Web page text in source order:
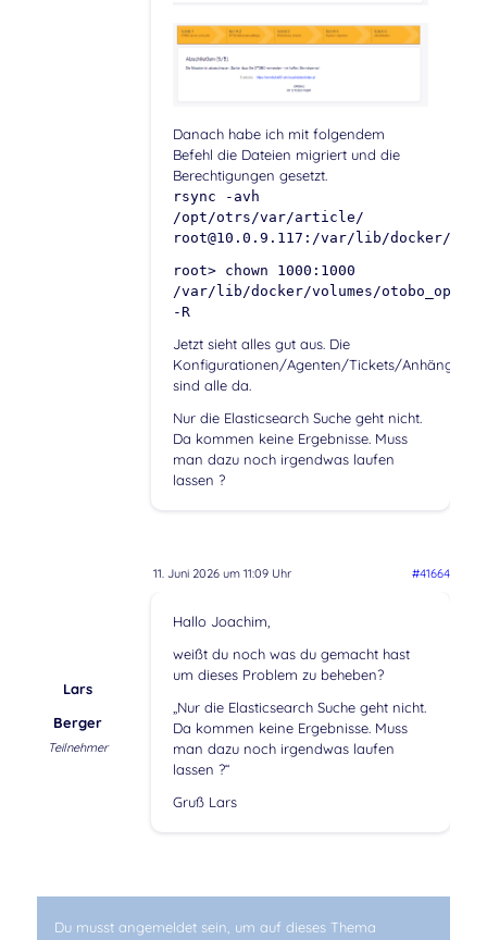
Danach habe ich mit folgendem
Befehl die Dateien migriert und die
Berechtigungen gesetzt.
rsync -avh
/opt/otrs/var/article/
root@10.0.9.117:/var/lib/docker/
root> chown 1000:1000
/var/lib/docker/volumes/
-R
Jetzt sieht alles gut aus. Die
Konfigurationen/Agenten/Tickets/Anhänge
sind alle da.
Nur die Elasticsearch Suche geht nicht.
Da kommen keine Ergebnisse. Muss
man dazu noch irgendwas laufen
lassen ?
11. Juni 2026 um 11:09 Uhr #41664
Lars
Berger
Teilnehmer
Hallo Joachim,
weißt du noch was du gemacht hast
um dieses Problem zu beheben?
„Nur die Elasticsearch Suche geht nicht.
Da kommen keine Ergebnisse. Muss
man dazu noch irgendwas laufen
lassen ?“
Gruß Lars
Du musst angemeldet sein, um auf dieses Thema